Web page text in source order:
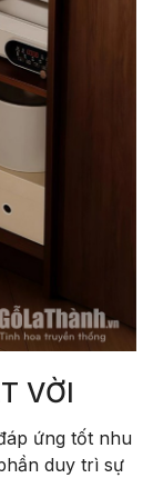
VỜI
ứng tốt nhu
duy trì sự